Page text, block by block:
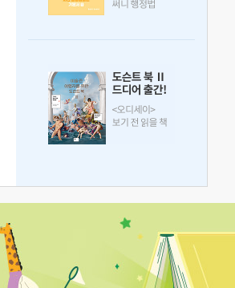
현대지성